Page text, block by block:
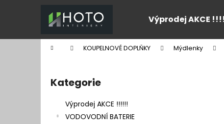
Výprodej AKCE
Domů KOUPELNOVÉ DOPLŇKY Mýdlenky
Přeskočit
kategorie
Kategorie
Výprodej AKCE !!!!!!
VODOVODNÍ BATERIE
í
Zpět
do
Zpět
do